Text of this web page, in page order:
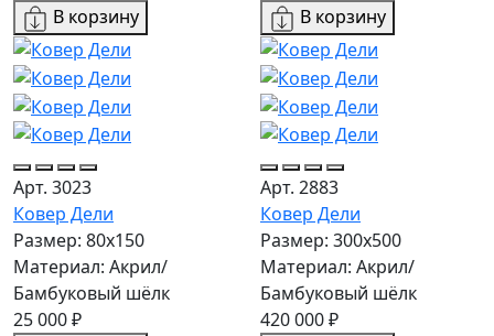
В корзину
В корзину
Арт. 3023
Ковер Дели
Размер: 80x150
Материал: Акрил/
Бамбуковый шёлк
25 000 ₽
Арт. 2883
Ковер Дели
Размер: 300х500
Материал: Акрил/
Бамбуковый шёлк
420 000 ₽